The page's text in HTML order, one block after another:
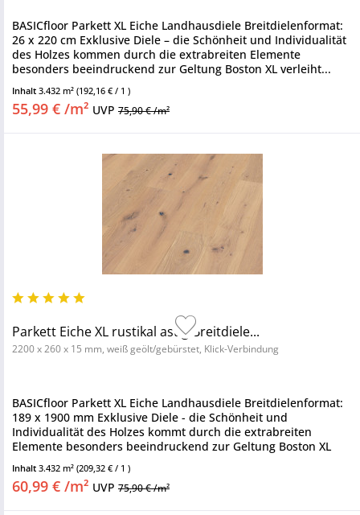
BASICfloor Parkett XL Eiche Landhausdiele Breitdielenformat:
26 x 220 cm Exklusive Diele – die Schönheit und Individualität
des Holzes kommen durch die extrabreiten Elemente
besonders beeindruckend zur Geltung Boston XL verleiht...
Inhalt 3.432 m² (192,16 € / 1 )
55,99 € /m² UVP 75,90 € /m²
Parkett Eiche XL rustikal astig Breitdiele...
2200 x 260 x 15 mm, weiß geölt/gebürstet, Klick-Verbindung
BASICfloor Parkett XL Eiche Landhausdiele Breitdielenformat:
189 x 1900 mm Exklusive Diele - die Schönheit und
Individualität des Holzes kommt durch die extrabreiten
Elemente besonders beeindruckend zur Geltung Boston XL
Inhalt 3.432 m² (209,32 € / 1 )
60,99 € /m² UVP 75,90 € /m²